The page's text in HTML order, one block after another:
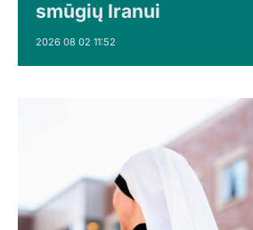
smūgių Iranui
2026 08 02 11:52